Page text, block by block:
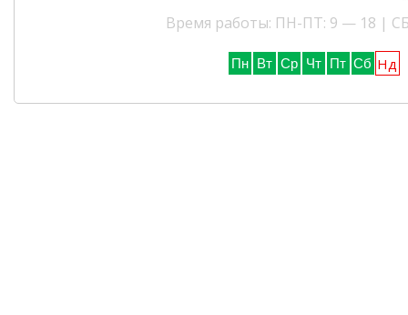
Время работы: ПН-ПТ: 9 — 18 |
Пн Вт Ср Чт Пт Сб Нд